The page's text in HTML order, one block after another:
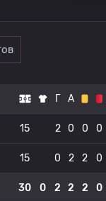
Г А
15 2 0 0 0
15 0 2 2 0
30 0 2 2 2 0